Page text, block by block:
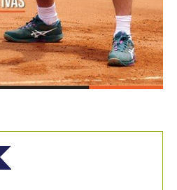
204,9K vistas
asaltan la clasificación del
de Guayaquil
202,K vistas
arruina la fiesta local y es...